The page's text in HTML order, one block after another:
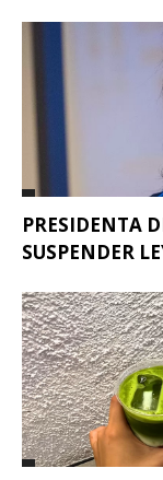
PRESIDENTA
SUSPENDER